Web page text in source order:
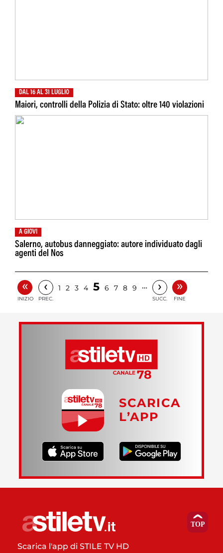
DAL 16 AL 31 LUGLIO
Maiori, controlli della Polizia di Stato: oltre 140 violazioni
A GIOVI
Salerno, autobus danneggiato: autore individuato dagli
agenti del Nos
«
INIZIO
‹
PREC.
1 2 3 4 5 6 7 8 9 … ›
SUCC.
»
FINE
SCARICA
L’APP
Scarica l'app di STILE TV HD